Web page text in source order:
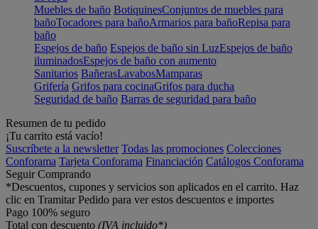
Muebles de baño BotiquinesConjuntos de muebles para
bañoTocadores para bañoArmarios para bañoRepisa para
baño
Espejos de baño Espejos de baño sin LuzEspejos de baño
iluminadosEspejos de baño con aumento
Sanitarios BañerasLavabosMamparas
Grifería Grifos para cocinaGrifos para ducha
Seguridad de baño Barras de seguridad para baño
Resumen de tu pedido
¡Tu carrito está vacío!
Suscríbete a la newsletter Todas las promociones Colecciones
Conforama Tarjeta Conforama Financiación Catálogos Conforama
Seguir Comprando
*Descuentos, cupones y servicios son aplicados en el carrito. Haz
clic en Tramitar Pedido para ver estos descuentos e importes
Pago 100% seguro
Total con descuento (IVA incluido*)